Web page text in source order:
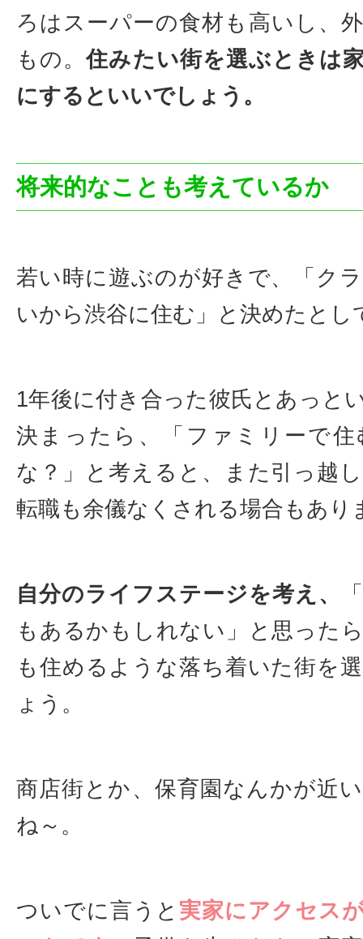
ろはスーパーの食材も高いし、
もの。住みたい街を選ぶときは
にするといいでしょう。
将来的なことも考えているか
若い時に遊ぶのが好きで、「ク
いから渋谷に住む」と決めたとし
1年後に付き合った彼氏とあっと
決まったら、「ファミリーで
な？」と考えると、また引っ越
転職も余儀なくされる場合もあり
自分のライフステージを考え、
もあるかもしれない」と思った
も住めるような落ち着いた街を
ょう。
商店街とか、保育園なんかが近
ね～。
ついでに言うと 実家にアクセス